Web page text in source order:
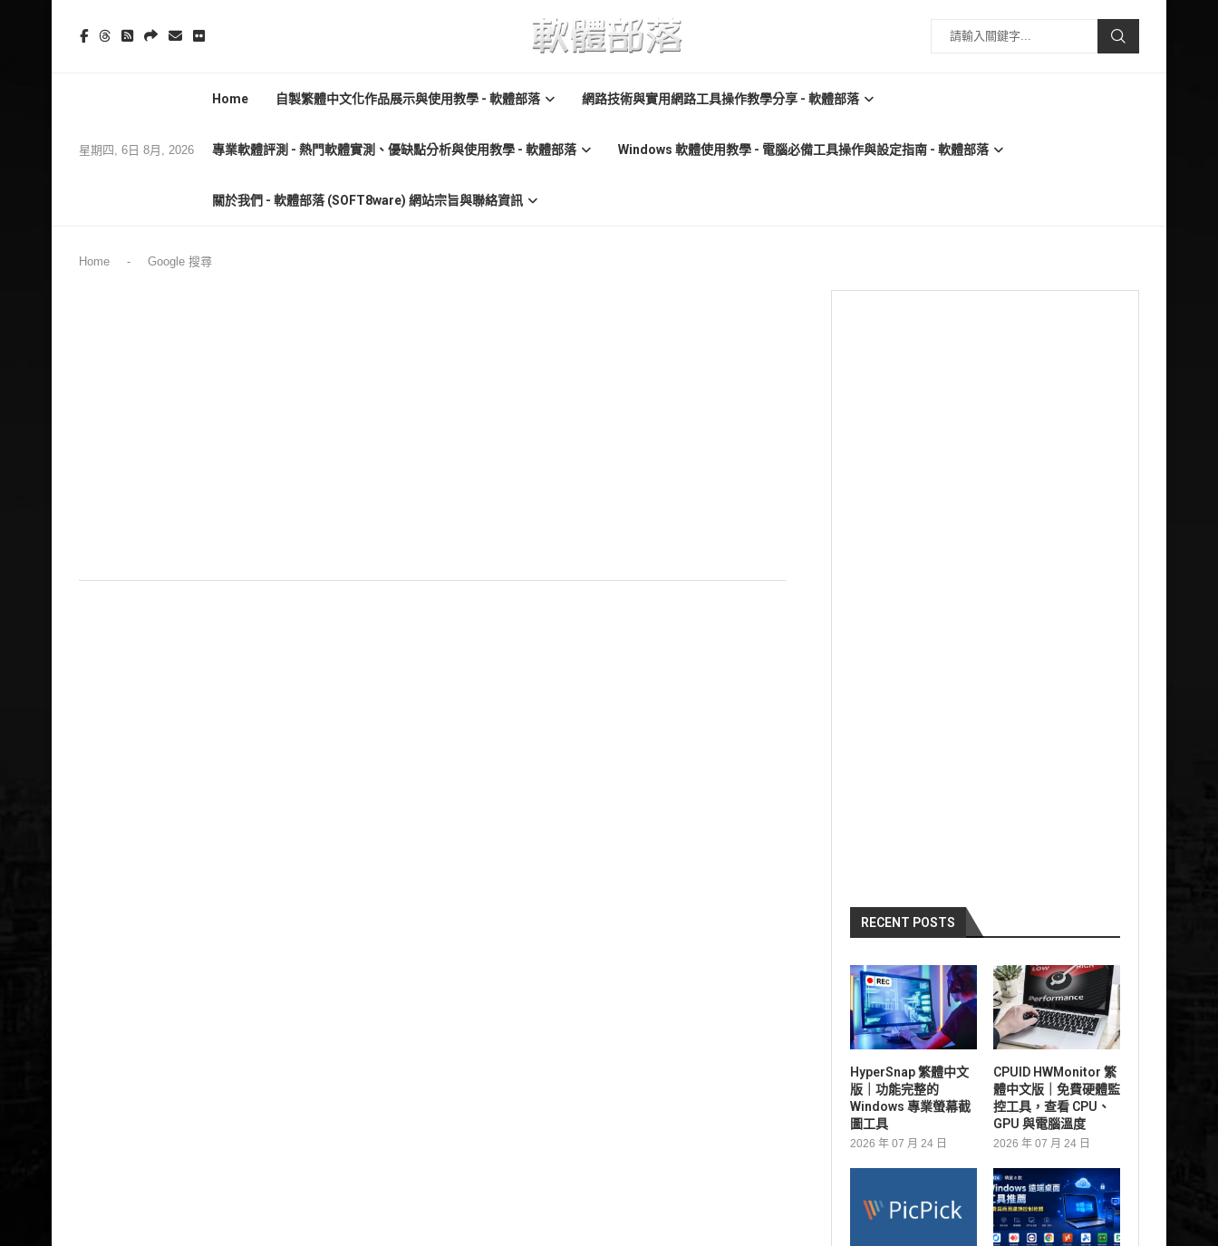
星期四, 6日 8月, 2026
Home 自製繁體中文化作品展示與使用教學 - 軟體部落 網路技術與實用網路工具操作教學分享 - 軟體部落
專業軟體評測 - 熱門軟體實測、優缺點分析與使用教學 - 軟體部落 Windows 軟體使用教學 - 電腦必備工具操作與設定指南 - 軟體部落
關於我們 - 軟體部落 (SOFT8ware) 網站宗旨與聯絡資訊
Home - Google 搜尋
RECENT POSTS
HyperSnap 繁體中文
版｜功能完整的
Windows 專業螢幕截
圖工具
2026 年 07 月 24 日
CPUID HWMonitor 繁
體中文版｜免費硬體監
控工具，查看 CPU、
GPU 與電腦溫度
2026 年 07 月 24 日